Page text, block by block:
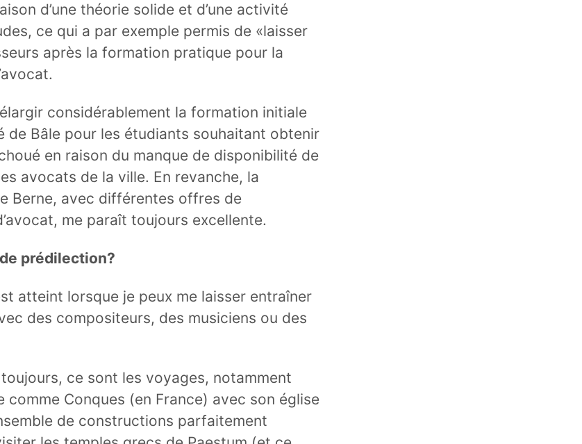
d’une théorie solide et d’une activité
ce qui a par exemple permis de «laisser
après la formation pratique pour la
considérablement la formation initiale
de Bâle pour les étudiants souhaitant obtenir
en raison du manque de disponibilité de
avocats de la ville. En revanche, la
Berne, avec différentes offres de
me paraît toujours excellente.
prédilection?
atteint lorsque je peux me laisser entraîner
des compositeurs, des musiciens ou des
ce sont les voyages, notamment
comme Conques (en France) avec son église
de constructions parfaitement